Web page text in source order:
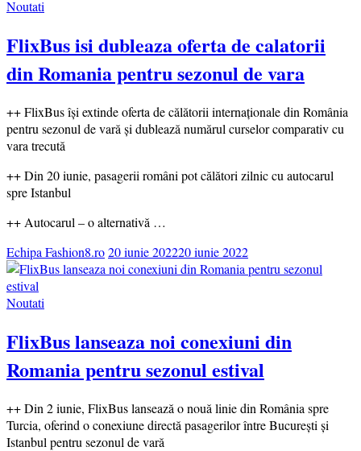
Noutati
FlixBus isi dubleaza oferta de calatorii
din Romania pentru sezonul de vara
++ FlixBus își extinde oferta de călătorii internaționale din România
pentru sezonul de vară și dublează numărul curselor comparativ cu
vara trecută
++ Din 20 iunie, pasagerii români pot călători zilnic cu autocarul
spre Istanbul
++ Autocarul – o alternativă …
Echipa Fashion8.ro20 iunie 202220 iunie 2022
Noutati
FlixBus lanseaza noi conexiuni din
Romania pentru sezonul estival
++ Din 2 iunie, FlixBus lansează o nouă linie din România spre
Turcia, oferind o conexiune directă pasagerilor între București și
Istanbul pentru sezonul de vară